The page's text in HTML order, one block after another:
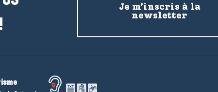
Je m’inscris à la
newsletter